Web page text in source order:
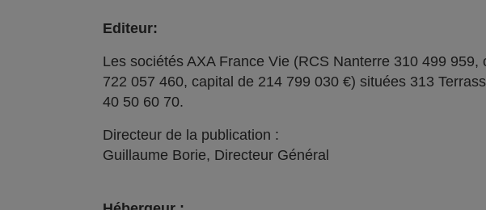
Editeur:
Les sociétés AXA France Vie (RCS Nanterre 310 499
722 057 460, capital de 214 799 030 €) situées 313
40 50 60 70.
Directeur de la publication :
Guillaume Borie, Directeur Général